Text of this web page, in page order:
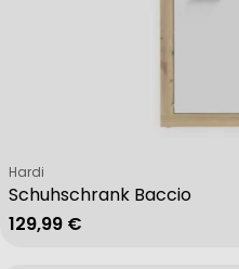
Schuhschrank Baccio
Verkäufer:
Hardi
Regulärer Preis
129,99 €